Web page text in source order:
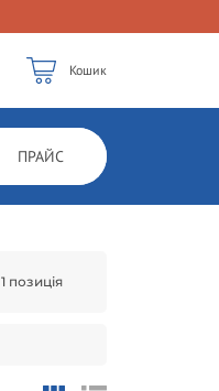
Кошик
ПРАЙС
позиція